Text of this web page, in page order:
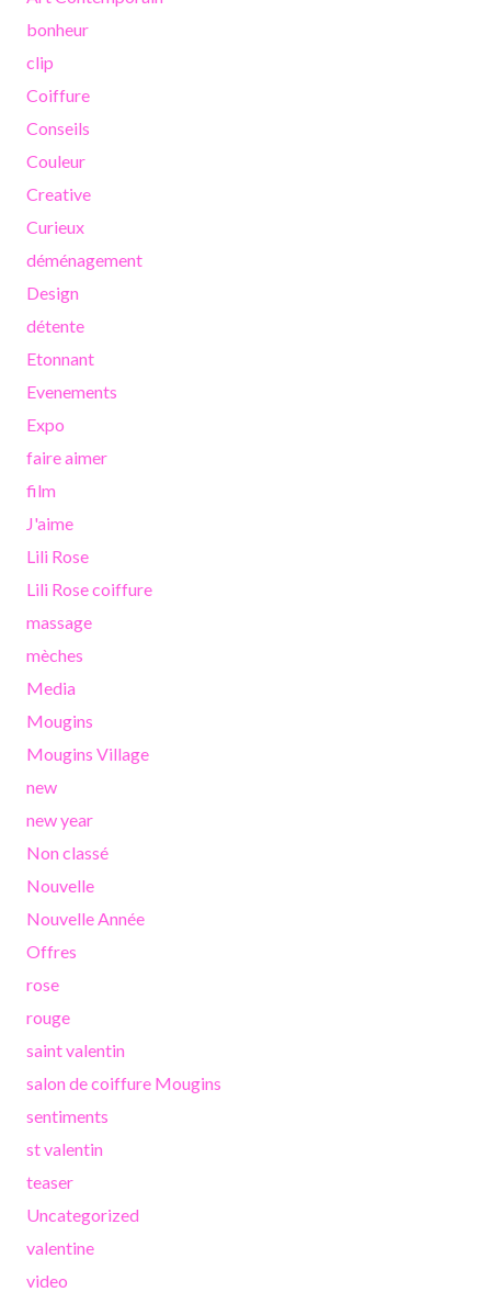
bonheur
clip
Coiffure
Conseils
Couleur
Creative
Curieux
déménagement
Design
détente
Etonnant
Evenements
Expo
faire aimer
film
J'aime
Lili Rose
Lili Rose coiffure
massage
mèches
Media
Mougins
Mougins Village
new
new year
Non classé
Nouvelle
Nouvelle Année
Offres
rose
rouge
saint valentin
salon de coiffure Mougins
sentiments
st valentin
teaser
Uncategorized
valentine
video